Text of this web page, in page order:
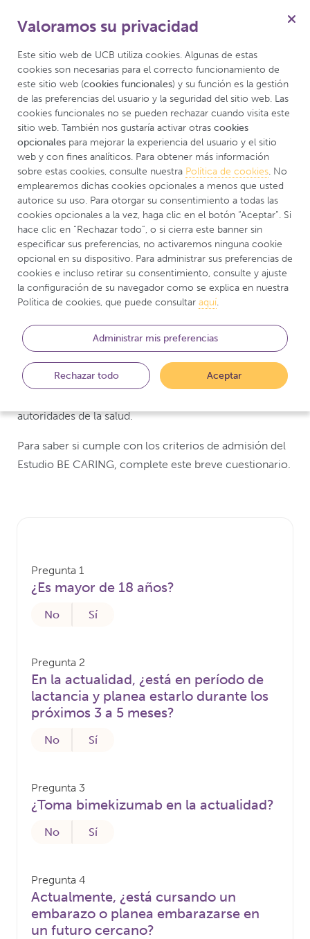
Cómo saber si
califico
¿Puedo participar?
Todos los estudios clínicos tienen una serie de criterios
(llamados criterios de inclusión y exclusión) que las
personas deben cumplir para participar. Estos criterios
son importantes debido a múltiples razones, como la
seguridad de los participantes del estudio y también
para respaldar la validez de los datos del estudio y que
autoridades de la salud.
Para saber si cumple con los criterios de admisión del
Estudio BE CARING, complete este breve cuestionario.
Pregunta 1
¿Es mayor de 18 años?
No Sí
Pregunta 2
En la actualidad, ¿está en período de
lactancia y planea estarlo durante los
próximos 3 a 5 meses?
No Sí
Pregunta 3
¿Toma bimekizumab en la actualidad?
No Sí
Pregunta 4
Actualmente, ¿está cursando un
embarazo o planea embarazarse en
un futuro cercano?
Valoramos su privacidad
Este sitio web de UCB utiliza cookies. Algunas de estas
cookies son necesarias para el correcto funcionamiento de
este sitio web (cookies funcionales) y su función es la gestión
de las preferencias del usuario y la seguridad del sitio web. Las
cookies funcionales no se pueden rechazar cuando visita este
sitio web. También nos gustaría activar otras cookies
opcionales para mejorar la experiencia del usuario y el sitio
web y con fines analíticos. Para obtener más información
sobre estas cookies, consulte nuestra Política de cookies. No
emplearemos dichas cookies opcionales a menos que usted
autorice su uso. Para otorgar su consentimiento a todas las
cookies opcionales a la vez, haga clic en el botón “Aceptar”. Si
hace clic en “Rechazar todo”, o si cierra este banner sin
especificar sus preferencias, no activaremos ninguna cookie
opcional en su dispositivo. Para administrar sus preferencias de
cookies e incluso retirar su consentimiento, consulte y ajuste
la configuración de su navegador como se explica en nuestra
Política de cookies, que puede consultar aquí.
Rechazar todo
Administrar mis preferencias
Aceptar